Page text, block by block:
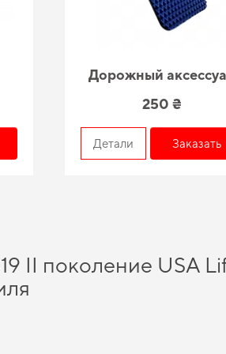
Дорожный
250 ₴
Детали Заказать
II поколение USA
время и средства, а именно
и экономии -
нововведений способно подарить вам